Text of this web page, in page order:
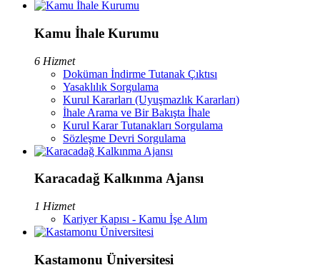
Kamu İhale Kurumu
6 Hizmet
Doküman İndirme Tutanak Çıktısı
Yasaklılık Sorgulama
Kurul Kararları (Uyuşmazlık Kararları)
İhale Arama ve Bir Bakışta İhale
Kurul Karar Tutanakları Sorgulama
Sözleşme Devri Sorgulama
Karacadağ Kalkınma Ajansı
1 Hizmet
Kariyer Kapısı - Kamu İşe Alım
Kastamonu Üniversitesi